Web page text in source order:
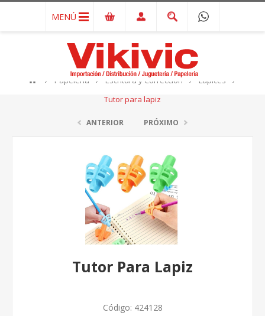
MENÚ
Papelería Escritura y Corrección
Lápices
Tutor para lapiz
ANTERIOR PRÓXIMO
Tutor Para Lapiz
Código: 424128